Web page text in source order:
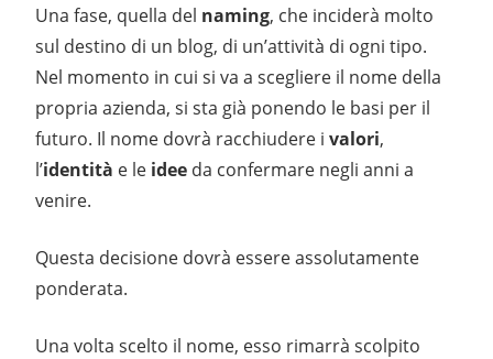
Una fase, quella del naming, che inciderà molto
sul destino di un blog, di un’attività di ogni tipo.
Nel momento in cui si va a scegliere il nome della
propria azienda, si sta già ponendo le basi per il
futuro. Il nome dovrà racchiudere i valori,
l’identità e le idee da confermare negli anni a
venire.
Questa decisione dovrà essere assolutamente
ponderata.
Una volta scelto il nome, esso rimarrà scolpito